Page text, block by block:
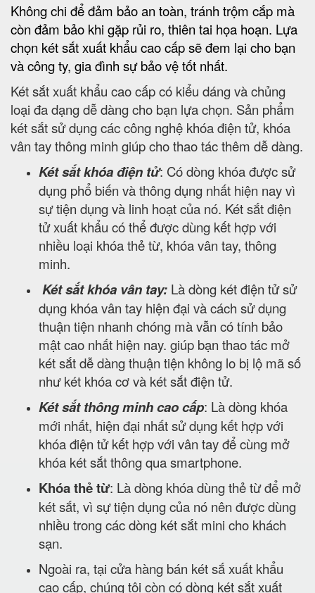
Không chi để đảm bảo an toàn, tránh trộm cắp mà
còn đảm bảo khi gặp rủi ro, thiên tai họa hoạn. Lựa
chọn két sắt xuất khẩu cao cấp sẽ đem lại cho bạn
và công ty, gia đình sự bảo vệ tốt nhất.
Két sắt xuất khẩu cao cấp có kiểu dáng và chủng
loại đa dạng dễ dàng cho bạn lựa chọn. Sản phẩm
két sắt sử dụng các công nghệ khóa điện tử, khóa
vân tay thông minh giúp cho thao tác thêm dễ dàng.
Két sắt khóa điện tử: Có dòng khóa được sử
dụng phổ biến và thông dụng nhất hiện nay vì
sự tiện dụng và linh hoạt của nó. Két sắt điện
tử xuất khẩu có thể được dùng kết hợp với
nhiều loại khóa thẻ từ, khóa vân tay, thông
minh.
Két sắt khóa vân tay: Là dòng két điện tử sử
dụng khóa vân tay hiện đại và cách sử dụng
thuận tiện nhanh chóng mà vẫn có tính bảo
mật cao nhất hiện nay. giúp bạn thao tác mở
két sắt dễ dàng thuận tiện không lo bị lộ mã số
như két khóa cơ và két sắt điện tử.
Két sắt thông minh cao cấp: Là dòng khóa
mới nhất, hiện đại nhất sử dụng kết hợp với
khóa điện tử kết hợp với vân tay để cùng mở
khóa két sắt thông qua smartphone.
Khóa thẻ từ: Là dòng khóa dùng thẻ từ để mở
két sắt, vì sự tiện dụng của nó nên được dùng
nhiều trong các dòng két sắt mini cho khách
sạn.
Ngoài ra, tại cửa hàng bán két sắ xuất khẩu
cao cấp, chúng tôi còn có dòng két sắt xuất